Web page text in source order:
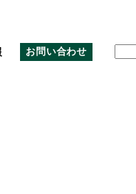
お問い合わせ
検
索: